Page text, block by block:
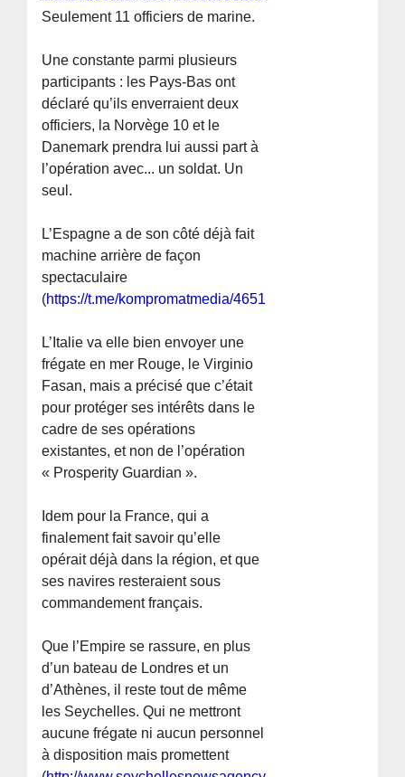
Seulement 11 officiers de marine.
Une constante parmi plusieurs
participants : les Pays-Bas ont
déclaré qu’ils enverraient deux
officiers, la Norvège 10 et le
Danemark prendra lui aussi part à
l’opération avec... un soldat. Un
seul.
L’Espagne a de son côté déjà fait
machine arrière de façon
spectaculaire
(https://t.me/kompromatmedia/4651
L’Italie va elle bien envoyer une
frégate en mer Rouge, le Virginio
Fasan, mais a précisé que c’était
pour protéger ses intérêts dans le
cadre de ses opérations
existantes, et non de l’opération
« Prosperity Guardian ».
Idem pour la France, qui a
finalement fait savoir qu’elle
opérait déjà dans la région, et que
ses navires resteraient sous
commandement français.
Que l’Empire se rassure, en plus
d’un bateau de Londres et un
d’Athènes, il reste tout de même
les Seychelles. Qui ne mettront
aucune frégate ni aucun personnel
à disposition mais promettent